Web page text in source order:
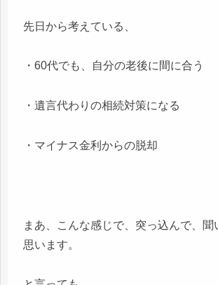
先日から考えている、
・60代でも、自分の老後に間に合う
・遺言代わりの相続対策になる
・マイナス金利からの脱却
まあ、こんな感じで、突っ込んで、聞
思います。